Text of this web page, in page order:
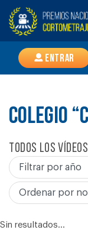
Entrar
COLEGIO
Todos los
Sin resultados...